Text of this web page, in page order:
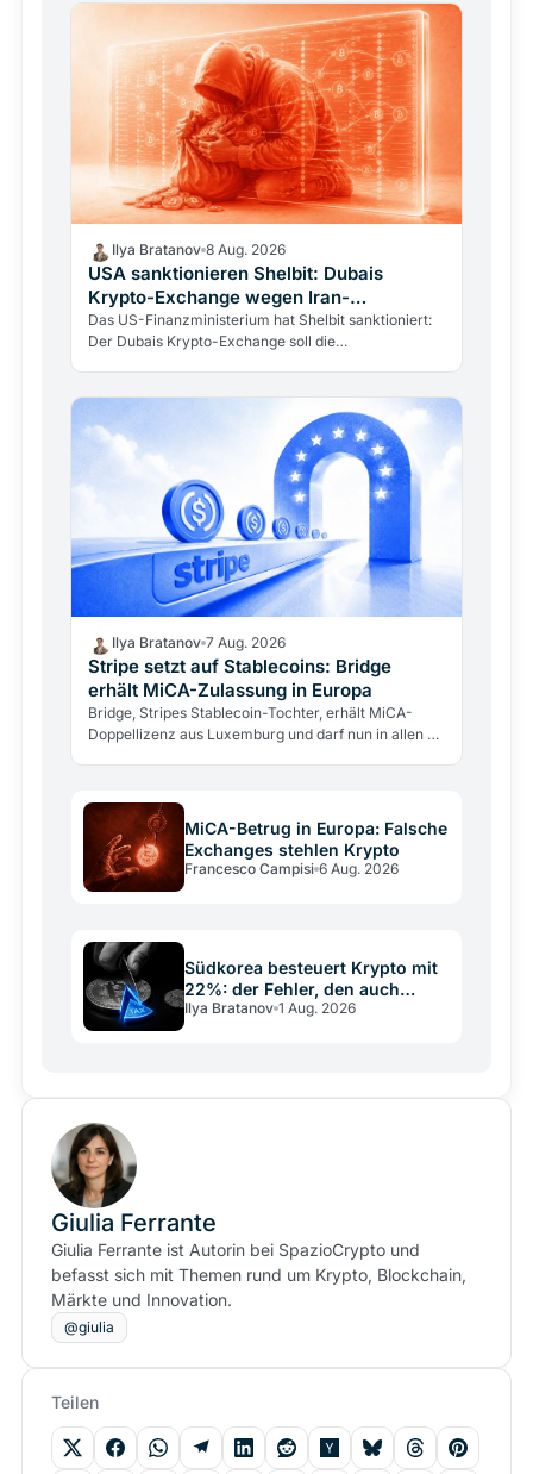
Ilya Bratanov 8 Aug. 2026
USA sanktionieren Shelbit: Dubais
Krypto-Exchange wegen Iran-
Finanzierung
Das US-Finanzministerium hat Shelbit sanktioniert:
Der Dubais Krypto-Exchange soll die
Ilya Bratanov 7 Aug. 2026
Stripe setzt auf Stablecoins: Bridge
erhält MiCA-Zulassung in Europa
Bridge, Stripes Stablecoin-Tochter, erhält MiCA-
Doppellizenz aus Luxemburg und darf nun in allen 27
MiCA-Betrug in Europa: Falsche
Exchanges stehlen Krypto
Francesco Campisi 6 Aug. 2026
Südkorea besteuert Krypto mit
22%: der Fehler, den auch
Deutschland kennt
Ilya Bratanov 1 Aug. 2026
Giulia Ferrante
Giulia Ferrante ist Autorin bei SpazioCrypto und
befasst sich mit Themen rund um Krypto, Blockchain,
Märkte und Innovation.
@giulia
Teilen